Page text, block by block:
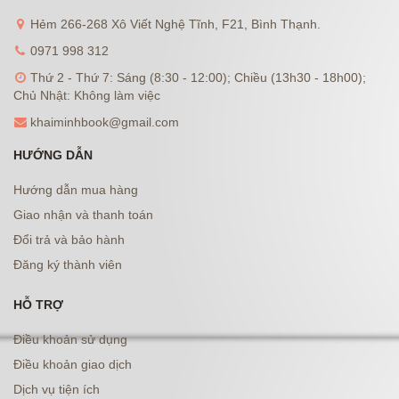
Hẻm 266-268 Xô Viết Nghệ Tĩnh, F21, Bình Thạnh.
0971 998 312
Thứ 2 - Thứ 7: Sáng (8:30 - 12:00); Chiều (13h30 - 18h00);
Chủ Nhật: Không làm việc
khaiminhbook@gmail.com
HƯỚNG DẪN
Hướng dẫn mua hàng
Giao nhận và thanh toán
Đổi trả và bảo hành
Đăng ký thành viên
HỖ TRỢ
Điều khoản sử dụng
Điều khoản giao dịch
Dịch vụ tiện ích